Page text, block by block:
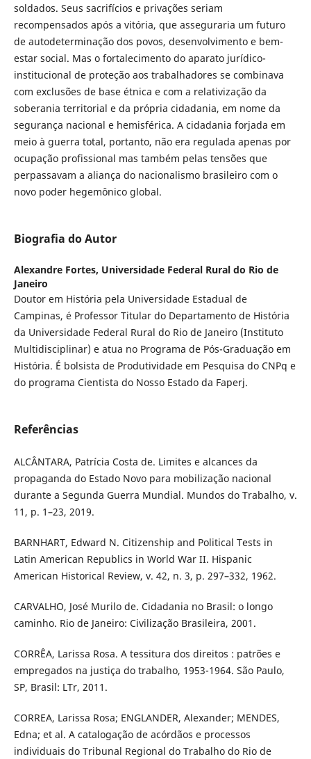
soldados. Seus sacrifícios e privações seriam
recompensados após a vitória, que asseguraria um futuro
de autodeterminação dos povos, desenvolvimento e bem-
estar social. Mas o fortalecimento do aparato jurídico-
institucional de proteção aos trabalhadores se combinava
com exclusões de base étnica e com a relativização da
soberania territorial e da própria cidadania, em nome da
segurança nacional e hemisférica. A cidadania forjada em
meio à guerra total, portanto, não era regulada apenas por
ocupação profissional mas também pelas tensões que
perpassavam a aliança do nacionalismo brasileiro com o
novo poder hegemônico global.
Biografia do Autor
Alexandre Fortes, Universidade Federal Rural do Rio de
Janeiro
Doutor em História pela Universidade Estadual de
Campinas, é Professor Titular do Departamento de História
da Universidade Federal Rural do Rio de Janeiro (Instituto
Multidisciplinar) e atua no Programa de Pós-Graduação em
História. É bolsista de Produtividade em Pesquisa do CNPq e
do programa Cientista do Nosso Estado da Faperj.
Referências
ALCÂNTARA, Patrícia Costa de. Limites e alcances da
propaganda do Estado Novo para mobilização nacional
durante a Segunda Guerra Mundial. Mundos do Trabalho, v.
11, p. 1–23, 2019.
BARNHART, Edward N. Citizenship and Political Tests in
Latin American Republics in World War II. Hispanic
American Historical Review, v. 42, n. 3, p. 297–332, 1962.
CARVALHO, José Murilo de. Cidadania no Brasil: o longo
caminho. Rio de Janeiro: Civilização Brasileira, 2001.
CORRÊA, Larissa Rosa. A tessitura dos direitos : patrões e
empregados na justiça do trabalho, 1953-1964. São Paulo,
SP, Brasil: LTr, 2011.
CORREA, Larissa Rosa; ENGLANDER, Alexander; MENDES,
Edna; et al. A catalogação de acórdãos e processos
individuais do Tribunal Regional do Trabalho do Rio de